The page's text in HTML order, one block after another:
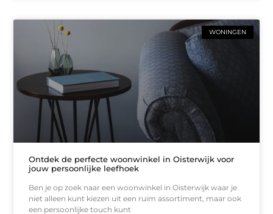
WONINGEN
Ontdek de perfecte woonwinkel in Oisterwijk voor
jouw persoonlijke leefhoek
Ben je op zoek naar een woonwinkel in Oisterwijk waar je
niet alleen kunt kiezen uit een ruim assortiment, maar ook
een persoonlijke touch kunt